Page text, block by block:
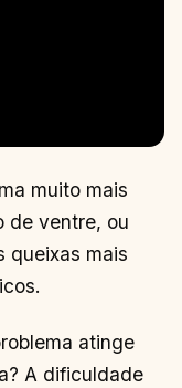
muito mais
de ventre, ou
queixas mais
atinge
A dificuldade